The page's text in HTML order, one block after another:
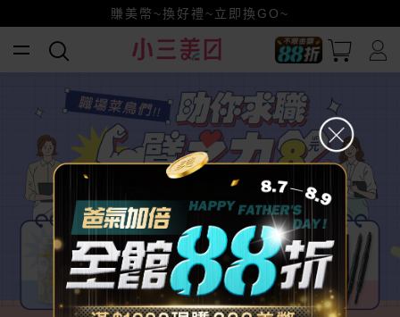
賺美幣~換好禮~立即換GO~
小三美日x全支付~美幣+全點折上折超划算
全館88折爸氣加倍！